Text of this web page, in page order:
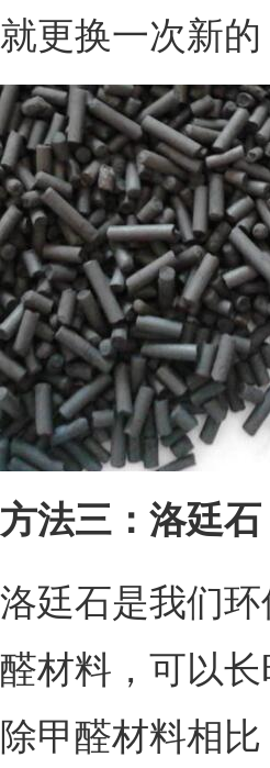
就更换一次新
方法三：洛廷石
洛廷石是我们
醛材料，可以
除甲醛材料相